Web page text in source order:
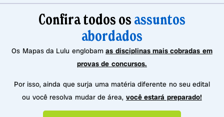
Confira todos os assuntos
abordados
Os Mapas da Lulu englobamas disciplinas mais cobradas em
provas de concursos.
Por isso, ainda que surja uma matéria diferente no seu edital
ou você resolva mudar de área, você estará preparado!